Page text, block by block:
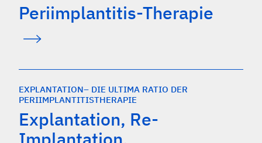
Periimplantitis-Therapie
EXPLANTATION– DIE ULTIMA RATIO DER
PERIIMPLANTITISTHERAPIE
Explantation, Re-